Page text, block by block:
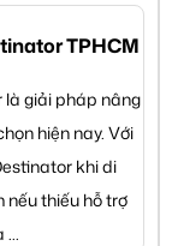
TPHCM
giải pháp nâng
hiện nay. Với
khi di
nếu thiếu hỗ trợ